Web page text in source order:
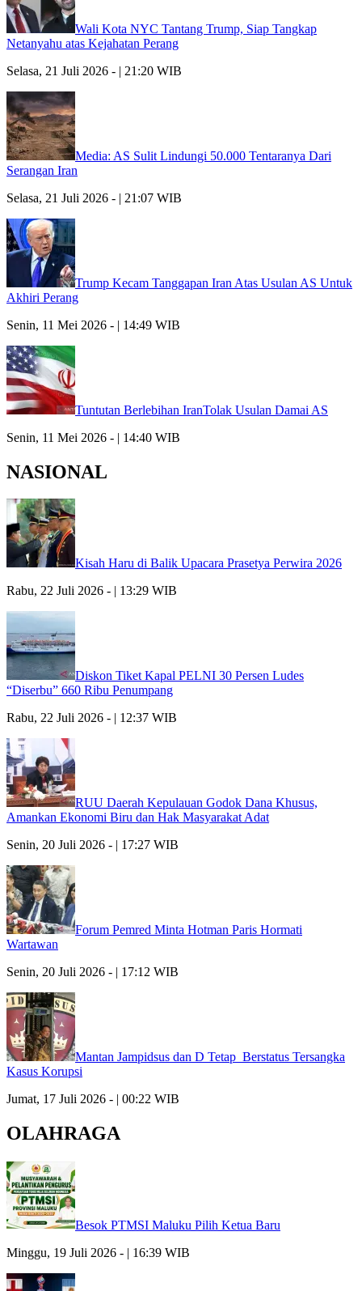
Wali Kota NYC Tantang Trump, Siap Tangkap
Netanyahu atas Kejahatan Perang
Selasa, 21 Juli 2026 - | 21:20 WIB
Media: AS Sulit Lindungi 50.000 Tentaranya Dari
Serangan Iran
Selasa, 21 Juli 2026 - | 21:07 WIB
Trump Kecam Tanggapan Iran Atas Usulan AS Untuk
Akhiri Perang
Senin, 11 Mei 2026 - | 14:49 WIB
Tuntutan Berlebihan IranTolak Usulan Damai AS
Senin, 11 Mei 2026 - | 14:40 WIB
NASIONAL
Kisah Haru di Balik Upacara Prasetya Perwira 2026
Rabu, 22 Juli 2026 - | 13:29 WIB
Diskon Tiket Kapal PELNI 30 Persen Ludes
“Diserbu” 660 Ribu Penumpang
Rabu, 22 Juli 2026 - | 12:37 WIB
RUU Daerah Kepulauan Godok Dana Khusus,
Amankan Ekonomi Biru dan Hak Masyarakat Adat
Senin, 20 Juli 2026 - | 17:27 WIB
Forum Pemred Minta Hotman Paris Hormati
Wartawan
Senin, 20 Juli 2026 - | 17:12 WIB
Mantan Jampidsus dan D Tetap Berstatus Tersangka
Kasus Korupsi
Jumat, 17 Juli 2026 - | 00:22 WIB
OLAHRAGA
Besok PTMSI Maluku Pilih Ketua Baru
Minggu, 19 Juli 2026 - | 16:39 WIB